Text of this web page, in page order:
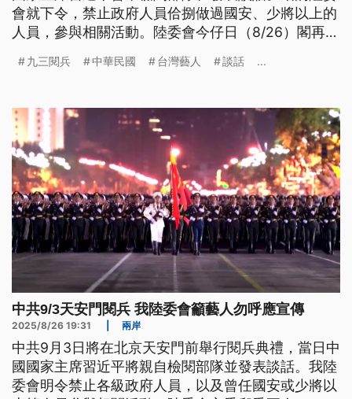
會就下令，禁止政府人員佮捌做過國安、少將以上的
人員，參與相關活動。陸委會今仔日（8/26）閣再提
發表傷害中華民國的言論。（新聞標題、導言為台語
九三閱兵 中華民國 台灣藝人 談話 ...
中共9/3天安門閱兵 我陸委會籲藝人勿呼應宣傳
2025/8/26 19:31 兩岸
中共9月3日將在北京天安門前舉行閱兵典禮，當日中
國國家主席習近平將親自檢閱部隊並發表談話。我陸
委會明令禁止各級政府人員，以及曾任國安或少將以